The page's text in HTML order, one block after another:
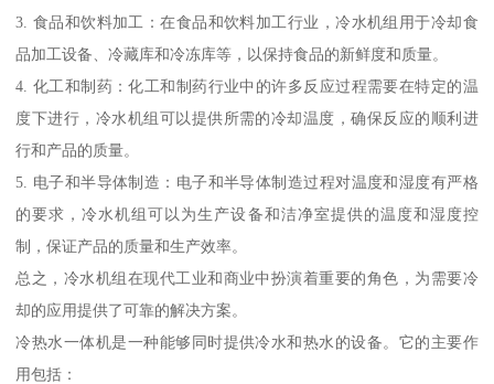
3. 食品和饮料加工：在食品和饮料加工行业，冷水机组用于冷却食
品加工设备、冷藏库和冷冻库等，以保持食品的新鲜度和质量。
4. 化工和制药：化工和制药行业中的许多反应过程需要在特定的温
度下进行，冷水机组可以提供所需的冷却温度，确保反应的顺利进
行和产品的质量。
5. 电子和半导体制造：电子和半导体制造过程对温度和湿度有严格
的要求，冷水机组可以为生产设备和洁净室提供的温度和湿度控
制，保证产品的质量和生产效率。
总之，冷水机组在现代工业和商业中扮演着重要的角色，为需要冷
却的应用提供了可靠的解决方案。
冷热水一体机是一种能够同时提供冷水和热水的设备。它的主要作
用包括：